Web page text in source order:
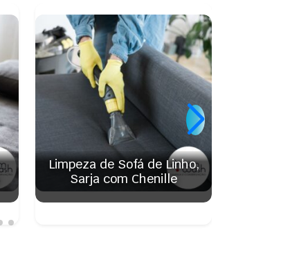
Limpeza de Sofá de Linho,
Sarja com Chenille